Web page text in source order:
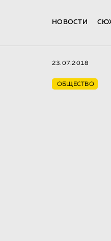
НОВОСТИ
23.07.2018
ОБЩЕСТВО